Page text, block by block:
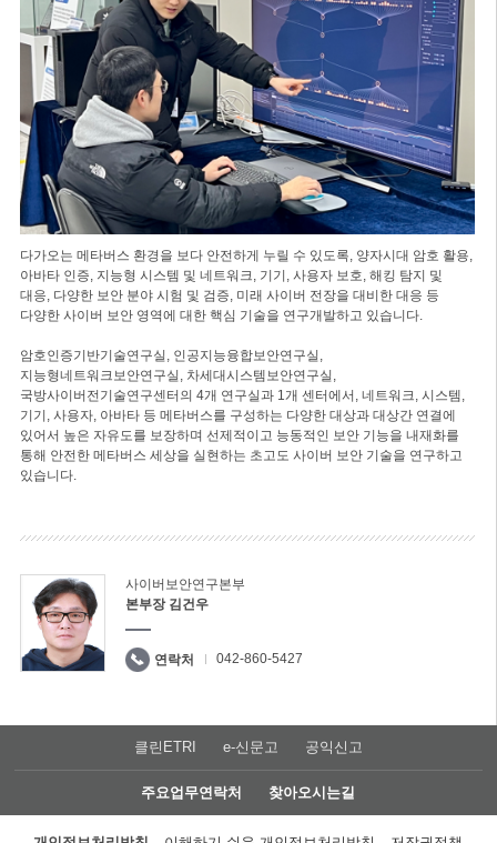
다가오는 메타버스 환경을 보다 안전하게 누릴 수 있도록, 양자시대 암호 활용,
아바타 인증, 지능형 시스템 및 네트워크, 기기, 사용자 보호, 해킹 탐지 및
대응, 다양한 보안 분야 시험 및 검증, 미래 사이버 전장을 대비한 대응 등
다양한 사이버 보안 영역에 대한 핵심 기술을 연구개발하고 있습니다.
암호인증기반기술연구실, 인공지능융합보안연구실,
지능형네트워크보안연구실, 차세대시스템보안연구실,
국방사이버전기술연구센터의 4개 연구실과 1개 센터에서, 네트워크, 시스템,
기기, 사용자, 아바타 등 메타버스를 구성하는 다양한 대상과 대상간 연결에
있어서 높은 자유도를 보장하며 선제적이고 능동적인 보안 기능을 내재화를
통해 안전한 메타버스 세상을 실현하는 초고도 사이버 보안 기술을 연구하고
있습니다.
사이버보안연구본부
본부장 김건우
연락처 042-860-5427
클린ETRI e-신문고 공익신고
주요업무연락처 찾아오시는길